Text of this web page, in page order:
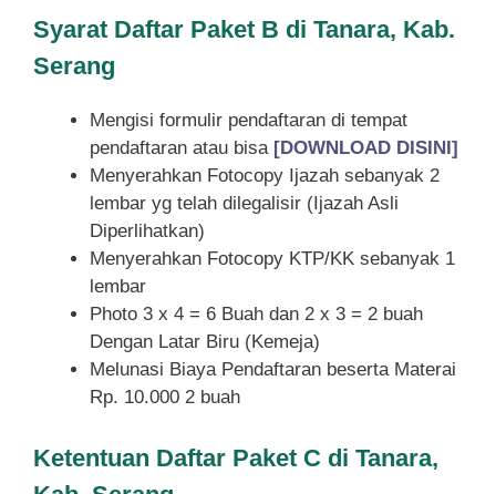
Syarat Daftar Paket B di Tanara, Kab.
Serang
Mengisi formulir pendaftaran di tempat
pendaftaran atau bisa [DOWNLOAD DISINI]
Menyerahkan Fotocopy Ijazah sebanyak 2
lembar yg telah dilegalisir (Ijazah Asli
Diperlihatkan)
Menyerahkan Fotocopy KTP/KK sebanyak 1
lembar
Photo 3 x 4 = 6 Buah dan 2 x 3 = 2 buah
Dengan Latar Biru (Kemeja)
Melunasi Biaya Pendaftaran beserta Materai
Rp. 10.000 2 buah
Ketentuan Daftar Paket C di Tanara,